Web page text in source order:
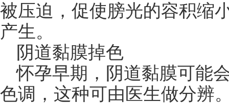
被压迫，促使膀光的容积缩
产生。
阴道黏膜掉色
怀孕早期，阴道黏膜可能
色调，这种可由医生做分辨